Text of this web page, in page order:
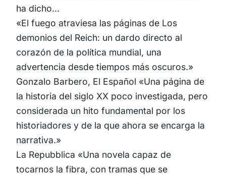
ha dicho...
«El fuego atraviesa las páginas de Los
demonios del Reich: un dardo directo al
corazón de la política mundial, una
advertencia desde tiempos más oscuros.»
Gonzalo Barbero, El Español «Una página de
la historia del siglo XX poco investigada, pero
considerada un hito fundamental por los
historiadores y de la que ahora se encarga la
narrativa.»
La Repubblica «Una novela capaz de
tocarnos la fibra, con tramas que se